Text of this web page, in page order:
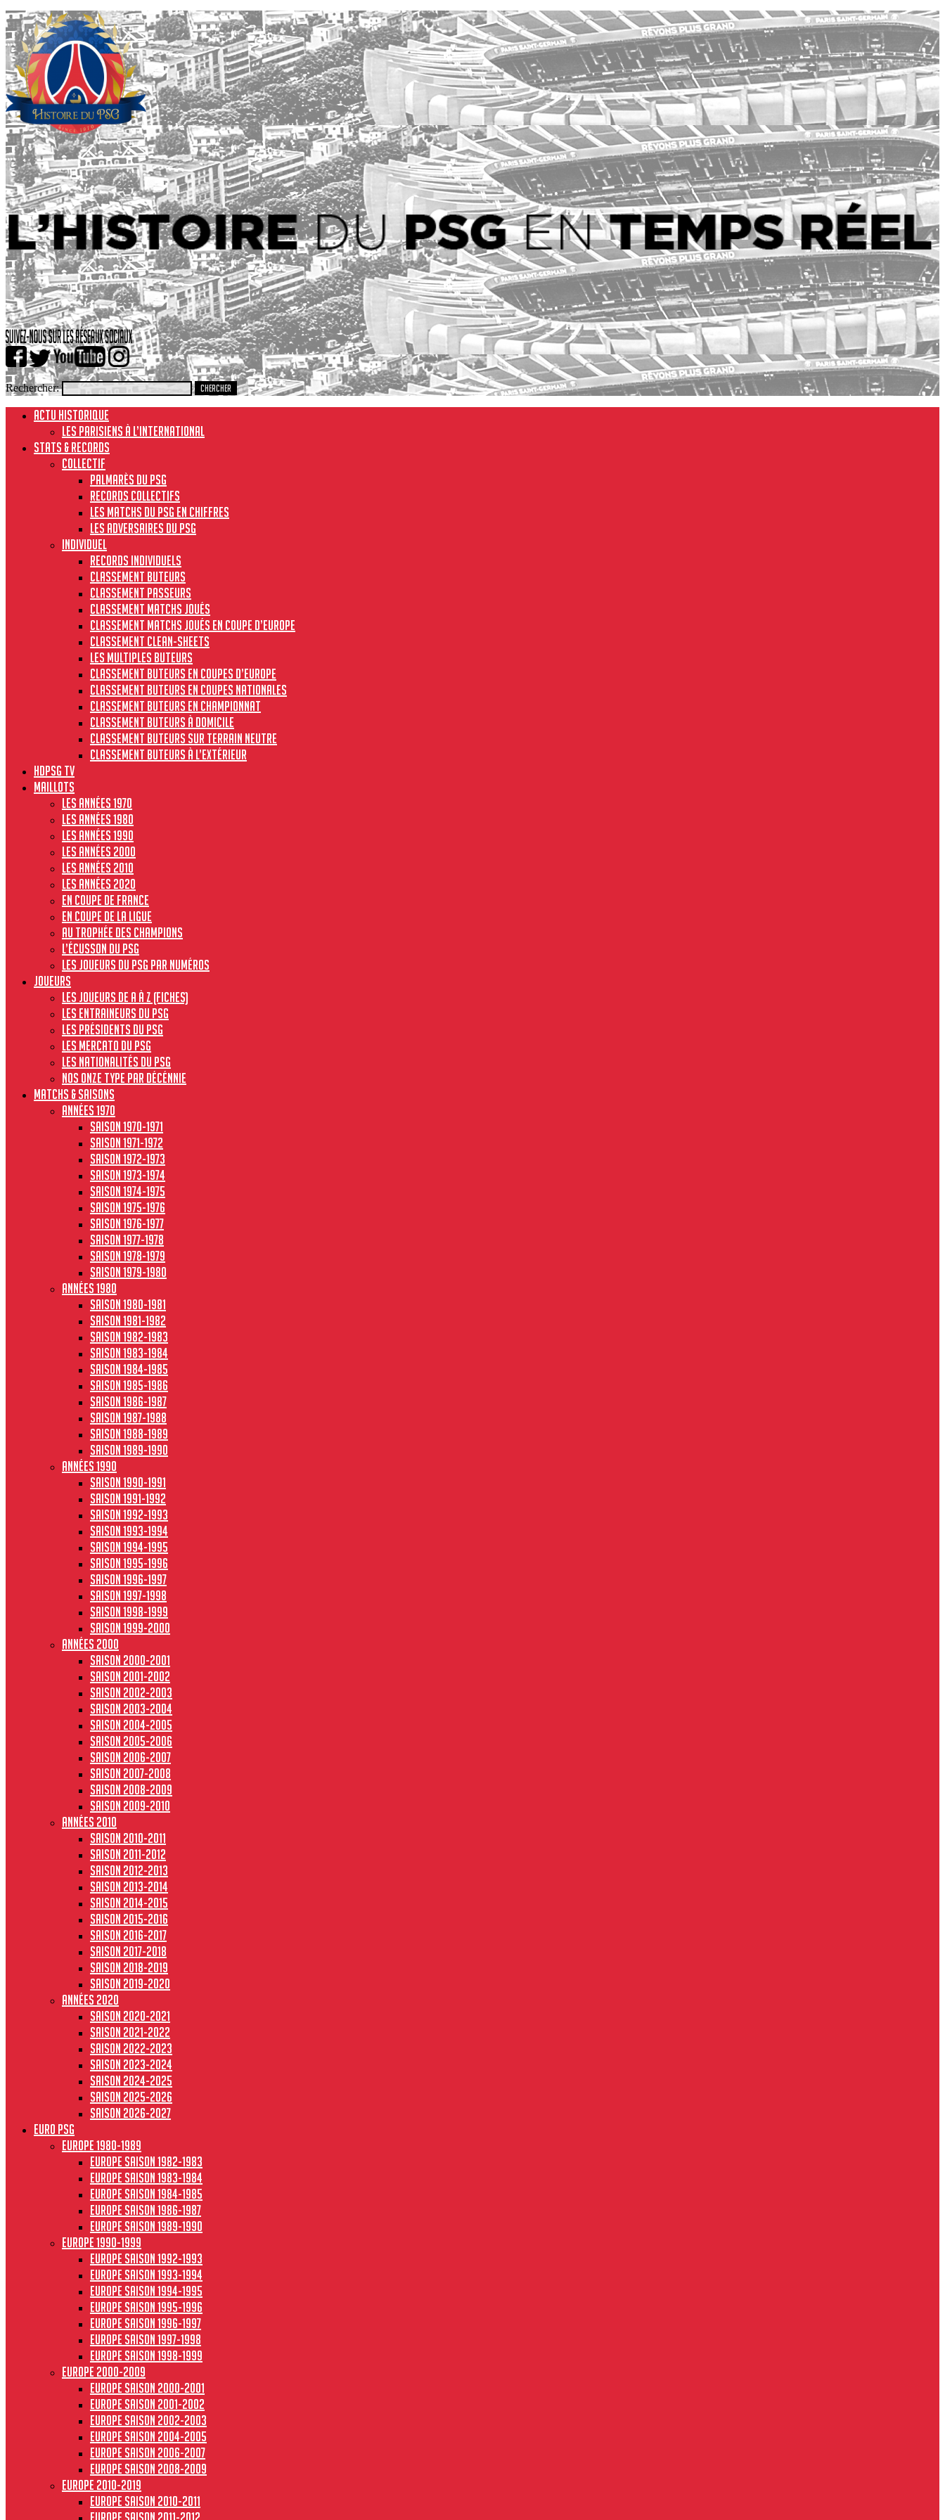
Rechercher:
ACTU HISTORIQUE
Les Parisiens à l’international
STATS & RECORDS
Collectif
Palmarès du PSG
Records collectifs
Les matchs du PSG en chiffres
Les adversaires du PSG
Individuel
Records individuels
Classement buteurs
Classement passeurs
Classement matchs joués
Classement matchs joués en Coupe d’Europe
Classement clean-sheets
Les multiples buteurs
Classement buteurs en coupes d’Europe
Classement buteurs en coupes nationales
Classement buteurs en championnat
Classement buteurs à domicile
Classement buteurs sur terrain neutre
Classement buteurs à l’extérieur
HdPSG TV
MAILLOTS
Les années 1970
Les années 1980
Les années 1990
Les années 2000
Les années 2010
Les années 2020
En Coupe de France
En Coupe de la Ligue
Au Trophée des Champions
L’écusson du PSG
Les joueurs du PSG par numéros
JOUEURS
Les joueurs de A à Z (fiches)
Les entraineurs du PSG
Les présidents du PSG
Les Mercato du PSG
Les nationalités du PSG
Nos onze type par décénnie
MATCHS & SAISONS
Années 1970
Saison 1970-1971
Saison 1971-1972
Saison 1972-1973
Saison 1973-1974
Saison 1974-1975
Saison 1975-1976
Saison 1976-1977
Saison 1977-1978
Saison 1978-1979
Saison 1979-1980
Années 1980
Saison 1980-1981
Saison 1981-1982
Saison 1982-1983
Saison 1983-1984
Saison 1984-1985
Saison 1985-1986
Saison 1986-1987
Saison 1987-1988
Saison 1988-1989
Saison 1989-1990
Années 1990
Saison 1990-1991
Saison 1991-1992
Saison 1992-1993
Saison 1993-1994
Saison 1994-1995
Saison 1995-1996
Saison 1996-1997
Saison 1997-1998
Saison 1998-1999
Saison 1999-2000
Années 2000
Saison 2000-2001
Saison 2001-2002
Saison 2002-2003
Saison 2003-2004
Saison 2004-2005
Saison 2005-2006
Saison 2006-2007
Saison 2007-2008
Saison 2008-2009
Saison 2009-2010
Années 2010
Saison 2010-2011
Saison 2011-2012
Saison 2012-2013
Saison 2013-2014
Saison 2014-2015
Saison 2015-2016
Saison 2016-2017
Saison 2017-2018
Saison 2018-2019
Saison 2019-2020
Années 2020
Saison 2020-2021
Saison 2021-2022
Saison 2022-2023
Saison 2023-2024
Saison 2024-2025
Saison 2025-2026
Saison 2026-2027
Euro PSG
Europe 1980-1989
Europe saison 1982-1983
Europe Saison 1983-1984
Europe saison 1984-1985
Europe saison 1986-1987
Europe saison 1989-1990
Europe 1990-1999
Europe saison 1992-1993
Europe saison 1993-1994
Europe saison 1994-1995
Europe saison 1995-1996
Europe saison 1996-1997
Europe Saison 1997-1998
Europe saison 1998-1999
Europe 2000-2009
Europe saison 2000-2001
Europe saison 2001-2002
Europe saison 2002-2003
Europe saison 2004-2005
Europe saison 2006-2007
Europe saison 2008-2009
Europe 2010-2019
Europe saison 2010-2011